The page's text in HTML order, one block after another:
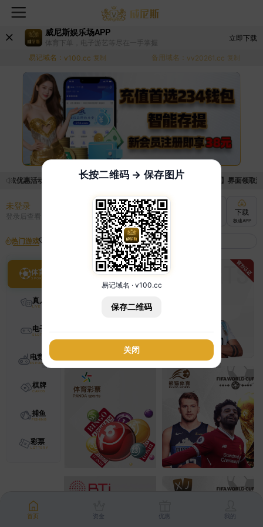
威尼斯娱乐场APP
体育下单，电子游艺等尽在一手掌握
立即下载
易记域名： v100.cc 复制 备用域名： vv20261.cc 复制
取优惠活动的手续麻烦，已新增优惠系统，现在可以前往【福利中心】界面领取
未登录
登录后查看 充值
快速到账
下载
极速APP
热门游戏
体育
真人
电子
电竞
棋牌
捕鱼
彩票
首页 资金 优惠 我的
长按二维码 → 保存图片
易记域名 · v100.cc
保存二维码
关闭